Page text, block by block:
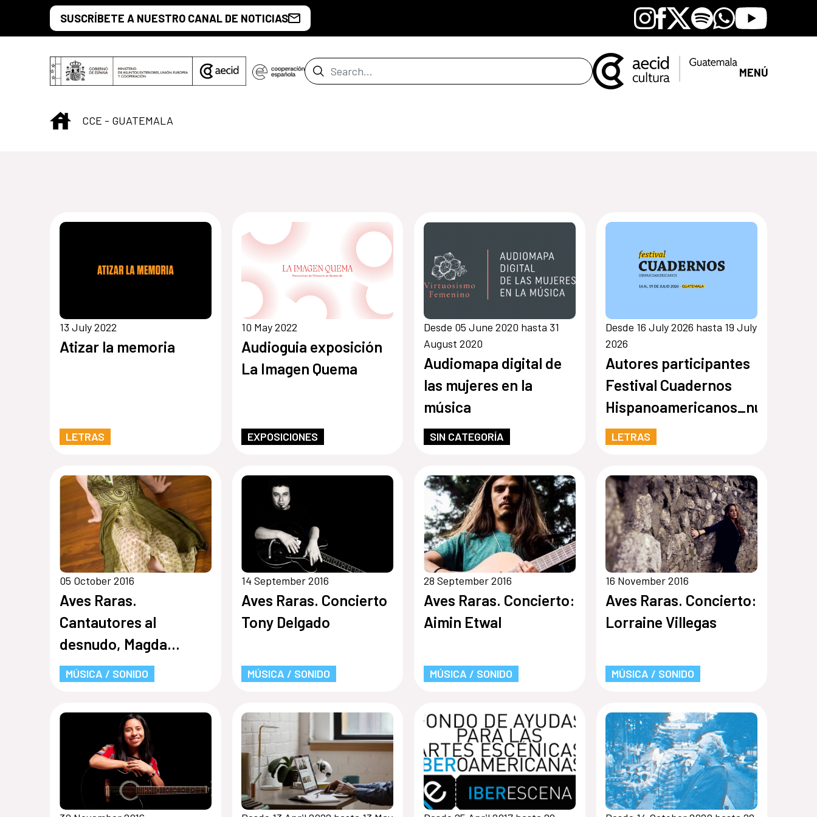
Skip to Main ContentSUSCRÍBETE A NUESTRO CANAL DE NOTICIAS Instagram
Facebook
X SpotifyWhatsapp
Youtube
Search Bar MENÚ
INICIO
CCE - GUATEMALA
13 July 2022
Atizar la memoria
LETRAS
10 May 2022
Audioguia exposición
La Imagen Quema
EXPOSICIONES
Desde 05 June 2020 hasta 31
August 2020
Audiomapa digital de
las mujeres en la
música
SIN CATEGORÍA
Desde 16 July 2026 hasta 19 July
2026
Autores participantes
Festival Cuadernos
Hispanoamericanos_nuevo
LETRAS
05 October 2016
Aves Raras.
Cantautores al
desnudo, Magda
Angélica
MÚSICA / SONIDO
14 September 2016
Aves Raras. Concierto
Tony Delgado
MÚSICA / SONIDO
28 September 2016
Aves Raras. Concierto:
Aimin Etwal
MÚSICA / SONIDO
16 November 2016
Aves Raras. Concierto:
Lorraine Villegas
MÚSICA / SONIDO